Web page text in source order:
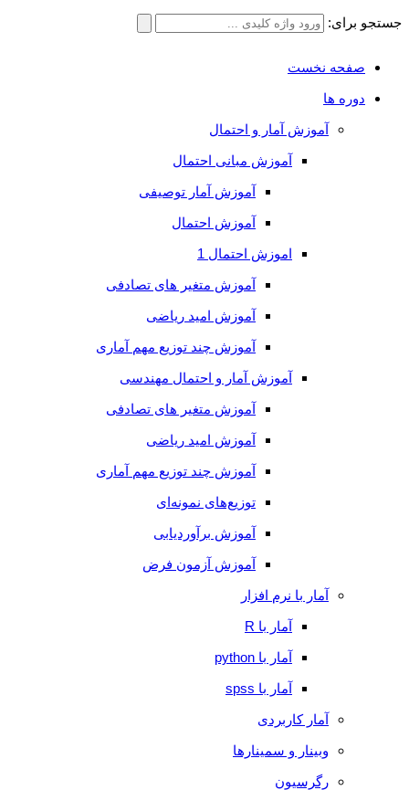
جستجو برای:
صفحه نخست
دوره ها
آموزش آمار و احتمال
آموزش مبانی احتمال
آموزش آمار توصیفی
آموزش احتمال
اموزش احتمال 1
آموزش متغیر های تصادفی
آموزش امید ریاضی
آموزش چند توزیع مهم آماری
آموزش آمار و احتمال مهندسی
آموزش متغیر های تصادفی
آموزش امید ریاضی
آموزش چند توزیع مهم آماری
توزیع‌های نمونه‌ای
آموزش برآوردیابی
آموزش آزمون فرض
آمار با نرم افزار
آمار با R
آمار با python
آمار با spss
آمار کاربردی
وبینار و سمینارها
رگرسیون